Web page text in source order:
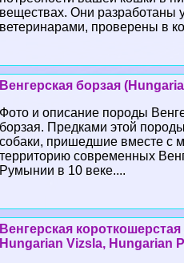
веществах. Они разработаны
ветеринарами, проверены в
Венгерская борзая
Фото и описание породы
борзая. Предками этой
собаки, пришедшие вместе с
территорию современных
Румынии в 10 веке....
Венгерская
Hungarian Vizsla, Hungarian